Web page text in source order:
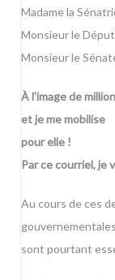
Madame la
Monsieur le
Monsieur le
À l’image de
et je me mobilise
pour elle !
Par ce courriel, je
Au cours de ces
sont pourtant